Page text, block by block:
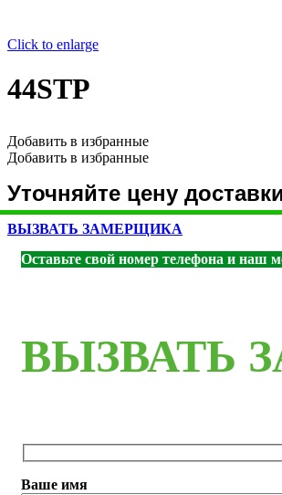
Click to enlarge
44STP
Добавить в избранные
Добавить в избранные
Уточняйте цену
ВЫЗВАТЬ ЗАМЕРЩИКА
Оставьте свой номер телефона и наш
ВЫЗВАТЬ
Ваше имя